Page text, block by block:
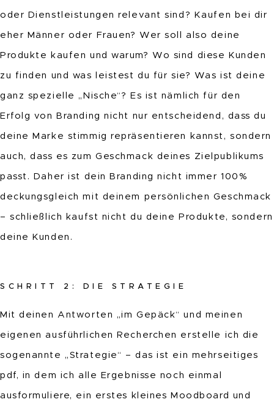
oder Dienstleistungen relevant sind? Kaufen bei dir
eher Männer oder Frauen? Wer soll also deine
Produkte kaufen und warum? Wo sind diese Kunden
zu finden und was leistest du für sie? Was ist deine
ganz spezielle „Nische“? Es ist nämlich für den
Erfolg von Branding nicht nur entscheidend, dass du
deine Marke stimmig repräsentieren kannst, sondern
auch, dass es zum Geschmack deines Zielpublikums
passt. Daher ist dein Branding nicht immer 100%
deckungsgleich mit deinem persönlichen Geschmack
– schließlich kaufst nicht du deine Produkte, sondern
deine Kunden.
SCHRITT 2: DIE STRATEGIE
Mit deinen Antworten „im Gepäck“ und meinen
eigenen ausführlichen Recherchen erstelle ich die
sogenannte „Strategie“ – das ist ein mehrseitiges
pdf, in dem ich alle Ergebnisse noch einmal
ausformuliere, ein erstes kleines Moodboard und